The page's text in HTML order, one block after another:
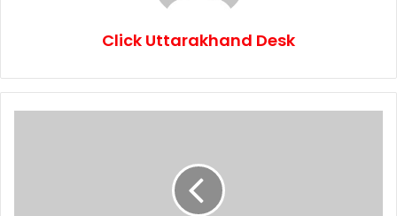
Click Uttarakhand Desk